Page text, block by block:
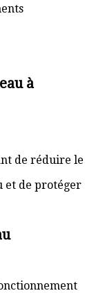
à
de réduire le
et de protéger